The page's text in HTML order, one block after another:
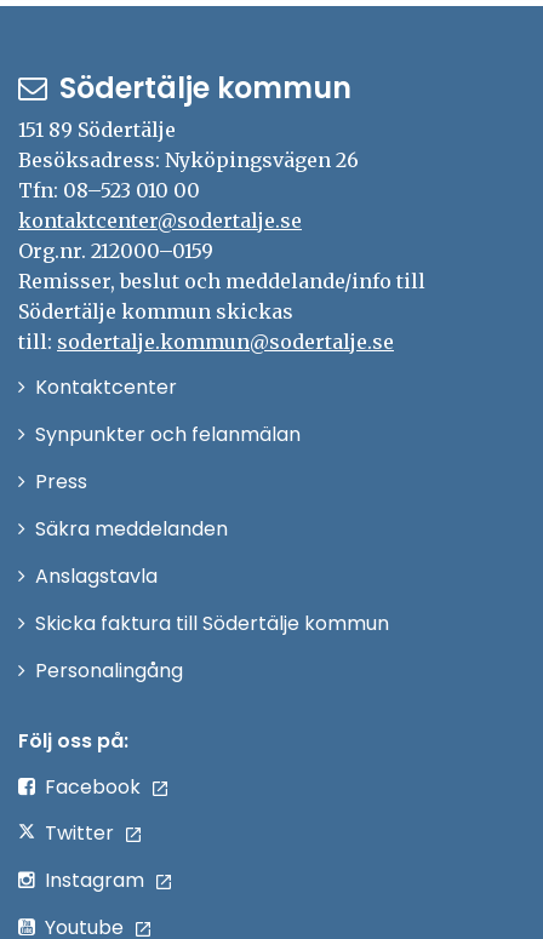
Södertälje kommun
151 89 Södertälje
Besöksadress: Nyköpingsvägen 26
Tfn: 08–523 010 00
kontaktcenter@sodertalje.se
Org.nr. 212000–0159
Remisser, beslut och meddelande/info till
Södertälje kommun skickas
till: sodertalje.kommun@sodertalje.se
KontaktcenterÖppna
Synpunkter och felanmälan
Press
fönster
Säkra meddelanden
Anslagstavla
Skicka faktura till Södertälje kommun
PersonalingångÖppna
Följ oss på:
Facebook
Twitter
Instagram
Youtube